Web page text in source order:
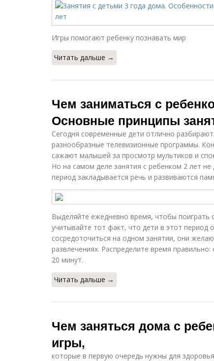
Игры помогают ребенку познавать мир
Читать дальше →
Чем заниматься с
Основные принципы
Сегодня современные дети отлично
разнообразные телевизионные программы.
сажают малышей за просмотр мультиков и
Но на самом деле занятия с ребенком 2 лет
период закладывается речь и развиваются
Выделяйте ежедневно время, чтобы
учитывайте тот факт, что дети в этот период
сосредоточиться на одном занятии, они
развлечениях. Распределите время
20 минут.
Читать дальше →
Чем заняться дома с
игры,
которые в первую очередь нужны для